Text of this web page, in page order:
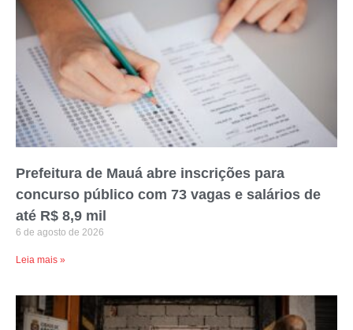
Prefeitura de Mauá abre inscrições para
concurso público com 73 vagas e salários de
até R$ 8,9 mil
6 de agosto de 2026
Leia mais »